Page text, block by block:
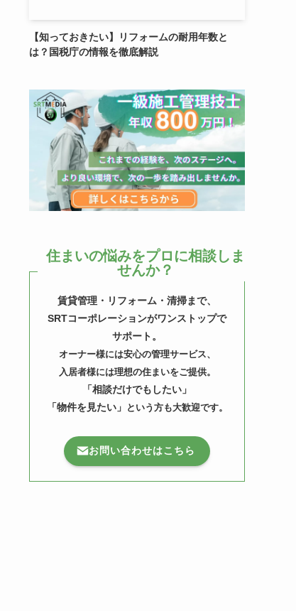
【知っておきたい】リフォームの耐用年数と
は？国税庁の情報を徹底解説
住まいの悩みをプロに相談しま
せんか？
賃貸管理・リフォーム・清掃まで、
SRTコーポレーションがワンストップで
サポート。
オーナー様には安心の管理サービス、
入居者様には理想の住まいをご提供。
「相談だけでもしたい」
「物件を見たい」 という方も大歓迎です。
お問い合わせはこちら